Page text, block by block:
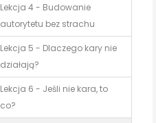
Lekcja 4 - Budowanie
autorytetu bez strachu
Lekcja 5 - Dlaczego kary nie
działają?
Lekcja 6 - Jeśli nie kara, to
co?